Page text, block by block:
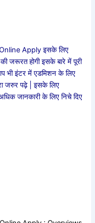
Apply इसके लिए
जरूरत होगी इसके बारे में पूरी
भी इंटर में एडमिशन के लिए
जरुर पढ़े | इसके लिए
जानकारी के लिए निचे दिए